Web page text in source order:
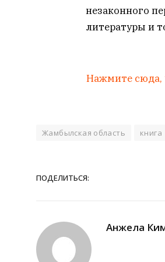
незаконного
литературы и
Нажмите сюда,
Жамбылская область книга
ПОДЕЛИТЬСЯ:
Анжела